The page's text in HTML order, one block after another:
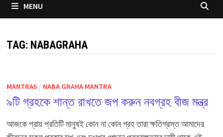
MENU
TAG: NABAGRAHA
MANTRAS / NABA GRAHA MANTRA
৯টি গ্রহকে শান্ত রাখতে জপ করুন নবগ্রহ বীজ মন্ত্র
আজকে প্রায় প্রতিটি মানুষই কোন না কোন গ্রহ তারা ক্ষতিগ্রস্ত আমাদের